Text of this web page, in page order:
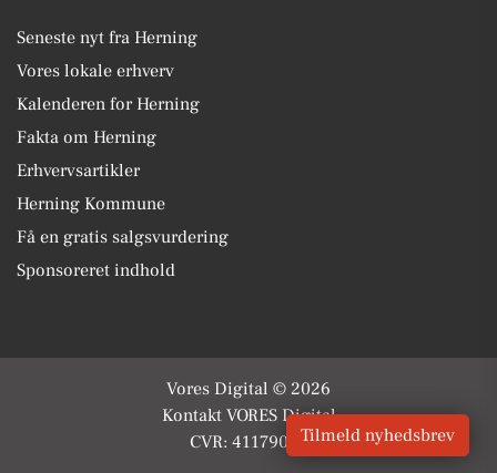
Seneste nyt fra Herning
Vores lokale erhverv
Kalenderen for Herning
Fakta om Herning
Erhvervsartikler
Herning Kommune
Få en gratis salgsvurdering
Sponsoreret indhold
Vores Digital © 2026
Kontakt VORES Digital
CVR: 41179082Tilmeld nyhedsbrev